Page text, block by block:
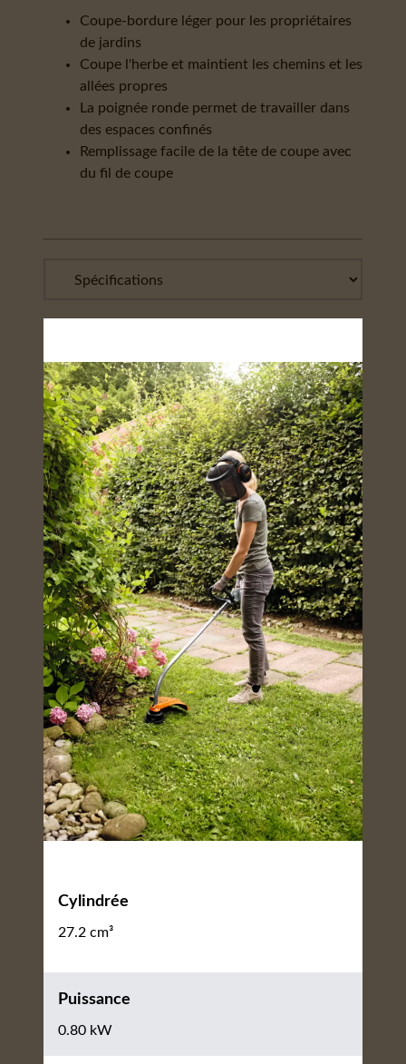
Coupe-bordure léger pour les propriétaires
de jardins
Coupe l'herbe et maintient les chemins et les
allées propres
La poignée ronde permet de travailler dans
des espaces confinés
Remplissage facile de la tête de coupe avec
du fil de coupe
Cylindrée
27.2 cm³
Puissance
0.80 kW